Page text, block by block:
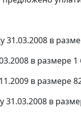
в
в размере 1
в размере
в